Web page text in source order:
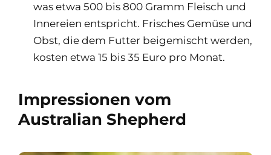
was etwa 500 bis 800 Gramm Fleisch und
Innereien entspricht. Frisches Gemüse und
Obst, die dem Futter beigemischt werden,
kosten etwa 15 bis 35 Euro pro Monat.
Impressionen vom
Australian Shepherd